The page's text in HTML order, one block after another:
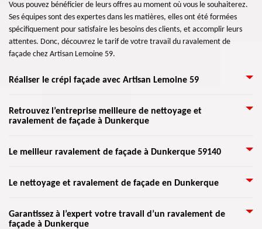
Vous pouvez bénéficier de leurs offres au moment où vous le souhaiterez.
Ses équipes sont des expertes dans les matières, elles ont été formées
spécifiquement pour satisfaire les besoins des clients, et accomplir leurs
attentes. Donc, découvrez le tarif de votre travail du ravalement de
façade chez Artisan Lemoine 59.
Réaliser le crépi façade avec Artisan Lemoine 59
La raison d’appliquer du crépi sur une façade, aussi connue sous le nom
« enduit », est qu’il permet de décorer les murs extérieurs de toute
l’endroit où se place votre demeure. Le crépi est granuleux qu’il doit être
mixé avec une substance qui permet d’avoir une pâte. Nous l’appliquerons
obtiendrez une maison rajeunie, comme au début grâce au crépi.
Retrouvez l’entreprise meilleure de nettoyage et
ravalement de façade à Dunkerque
Toute activité de la construction d’une maison nécessite d’un professionnel
ce domaine et afin de rassurer un énorme succès du résultat. De plus,
façade plus attirante et à son état neuf selon les normes de vos exigences.
Alors, ne cherchez pas loin, faites appels Artisan Lemoine 59 pour confier
Le meilleur ravalement de façade à Dunkerque 59140
Une raison de penser à l'entretien des façades est de permettre de vérifier
La façade est le plus grand champ de la structure de toute maison et
Le nettoyage et ravalement de façade en Dunkerque
Le ravalement de façade est l’opération de permet de revivifier et
nettoyer les murs extérieurs d’une maison. Effectivement, la façade peut
Garantissez à l’expert votre travail d’un ravalement de
façade à Dunkerque